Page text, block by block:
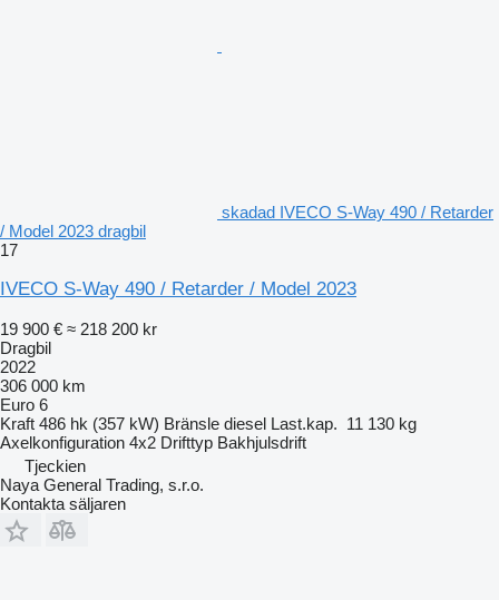
skadad IVECO S-Way 490 / Retarder
/ Model 2023 dragbil
17
IVECO S-Way 490 / Retarder / Model 2023
19 900 € ≈ 218 200 kr
Dragbil
2022
306 000 km
Euro 6
Kraft 486 hk (357 kW) Bränsle diesel Last.kap. 11 130 kg
Axelkonfiguration 4x2 Drifttyp Bakhjulsdrift
Tjeckien
Naya General Trading, s.r.o.
Kontakta säljaren